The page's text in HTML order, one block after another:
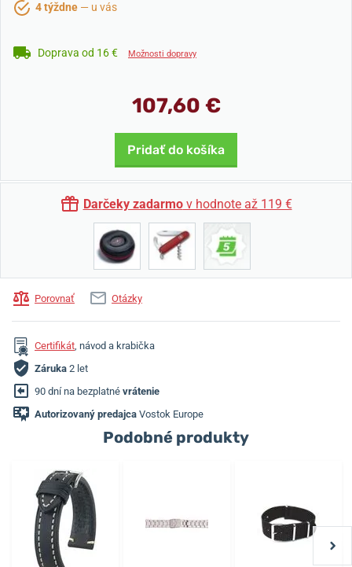
4 týždne — u vás
Doprava od 16 € Možnosti dopravy
107,60 €
Pridať do košíka
Darčeky zadarmov hodnote až 119 €
Porovnať Otázky
Certifikát, návod a krabička
Záruka 2 let
90 dní na bezplatné vrátenie
Autorizovaný predajca Vostok Europe
Podobné produkty